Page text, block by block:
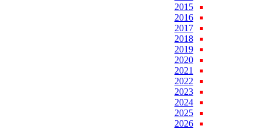
2015
2016
2017
2018
2019
2020
2021
2022
2023
2024
2025
2026